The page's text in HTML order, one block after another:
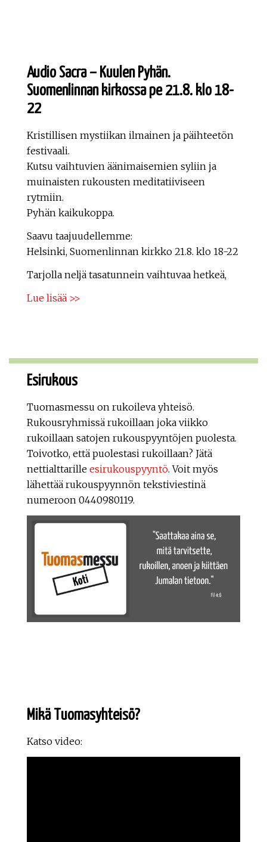
Audio Sacra – Kuulen Pyhän.
Suomenlinnan kirkossa pe 21.8. klo 18-
22
Kristillisen mystiikan ilmainen ja päihteetön
festivaali.
Kutsu vaihtuvien äänimaisemien syliin ja
muinaisten rukousten meditatiiviseen
rytmiin.
Pyhän kaikukoppa.
Saavu taajuudellemme:
Helsinki, Suomenlinnan kirkko 21.8. klo 18-22
Tarjolla neljä tasatunnein vaihtuvaa hetkeä,
Lue lisää >>
Esirukous
Tuomasmessu on rukoileva yhteisö.
Rukousryhmissä rukoillaan joka viikko
rukoillaan satojen rukouspyyntöjen puolesta.
Toivotko, että puolestasi rukoillaan? Jätä
nettialttarille esirukouspyyntö. Voit myös
lähettää rukouspyynnön tekstiviestinä
numeroon 0440980119.
Mikä Tuomasyhteisö?
Katso video: